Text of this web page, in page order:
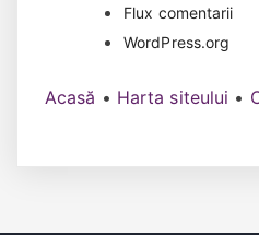
Flux comentarii
WordPress.org
Acasă • Harta siteului •